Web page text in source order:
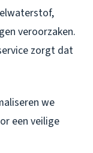
veroorzaken.
zorgt dat
we
een veilige